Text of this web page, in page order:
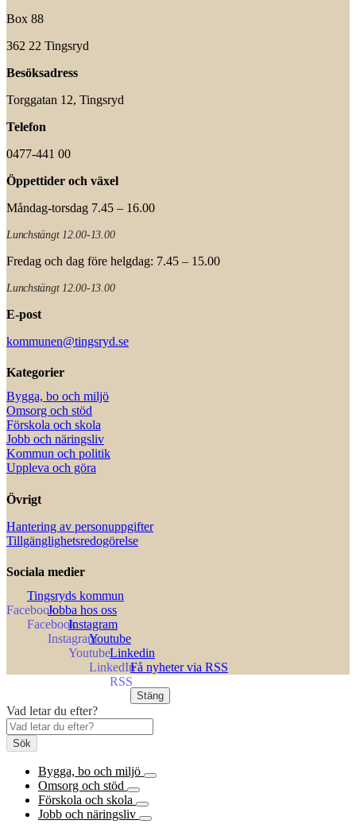
Box 88
362 22 Tingsryd
Besöksadress
Torggatan 12, Tingsryd
Telefon
0477-441 00
Öppettider och växel
Måndag-torsdag 7.45 – 16.00
Lunchstängt 12.00-13.00
Fredag och dag före helgdag: 7.45 – 15.00
Lunchstängt 12.00-13.00
E-post
kommunen@tingsryd.se
Kategorier
Bygga, bo och miljö
Omsorg och stöd
Förskola och skola
Jobb och näringsliv
Kommun och politik
Uppleva och göra
Övrigt
Hantering av personuppgifter
Tillgänglighetsredogörelse
Sociala medier
Tingsryds kommun
Jobba hos oss
Instagram
Youtube
Linkedin
Få nyheter via RSS
Stäng
Vad letar du efter?
Sök
Bygga, bo och miljö
Omsorg och stöd
Förskola och skola
Jobb och näringsliv